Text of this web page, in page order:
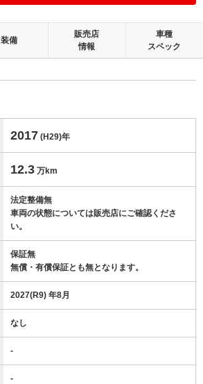
装備
販売店
情報
車種
スペック
2017 (H29)年
12.3 万km
法定整備無
車両の状態については販売店にご確認くださ
い。
保証無
無償・有償保証とも無となります。
2027(R9) 年8月
なし
-
-